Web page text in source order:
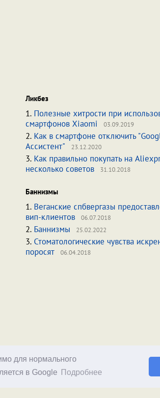
для нормального
в Google
Подробнее
Ликбез
1. Полезные хитрости при
смартфонов Xiaomi
03.09.2019
2. Как в смартфоне отключить
Ассистент"
23.12.2020
3. Как правильно покупать на
несколько советов
31.10.2018
Баннизмы
1. Веганские спбвергазы
вип-клиентов
06.07.2018
2. Баннизмы 25.02.2022
3. Стоматологические чувства
поросят
06.04.2018